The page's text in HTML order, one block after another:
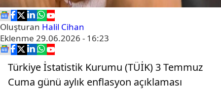
Oluşturan Halil Cihan
Eklenme 29.06.2026 - 16:23
Türkiye İstatistik Kurumu (TÜİK) 3 Temmuz
Cuma günü aylık enflasyon açıklaması